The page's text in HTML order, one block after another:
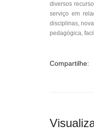
diversos
serviço em
disciplinas,
pedagógica,
Compartilhe: